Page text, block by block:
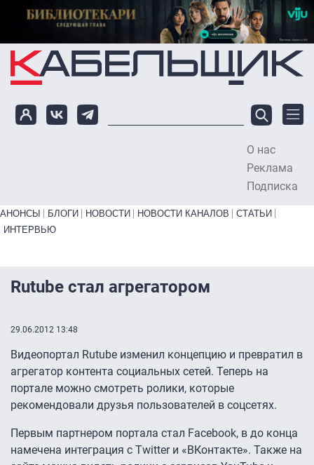
Перейти к основному содержанию
О нас
Реклама
Подписка
Primary links bottom
АНОНСЫ БЛОГИ НОВОСТИ НОВОСТИ КАНАЛОВ
СТАТЬИ
ИНТЕРВЬЮ
Rutube стал агрегатором
29.06.2012 13:48
Видеопортал Rutube изменил концепцию и превратил в
агрегатор контента социальных сетей. Теперь на
портале можно смотреть ролики, которые
рекомендовали друзья пользователей в соцсетях.
Первым партнером портала стал Facebook, в до конца
намечена интеграция с Twitter и «ВКонтакте». Также на